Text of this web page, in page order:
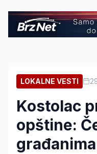
LOKALNE VESTI
Kostolac
opštine:
građanima